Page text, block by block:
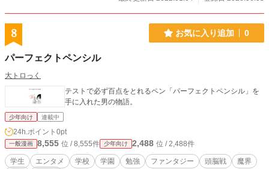
8 お気に入り追加 0
パーフェクトペンシル
大トロっく
テストで必ず百点をとれるペン「パーフェクトペンシル」を
手に入れた男の物語。
少年向け 連載中
24h.ポイント 0pt
一般漫画 8,555 位 / 8,555件 少年向け 2,488 位 / 2,488件
学生 エンタメ 学校 学園 勉強 ファンタジー 頭脳戦
魔界